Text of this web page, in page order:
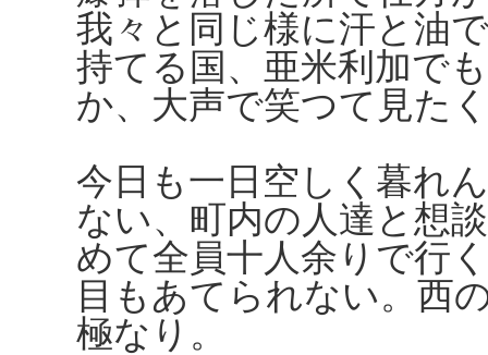
我々と同じ様に汗と油
持てる国、亜米利加で
か、大声で笑つて見た
今日も一日空しく暮れ
ない、町内の人達と想
めて全員十人余りで行
目もあてられない。西
極なり。